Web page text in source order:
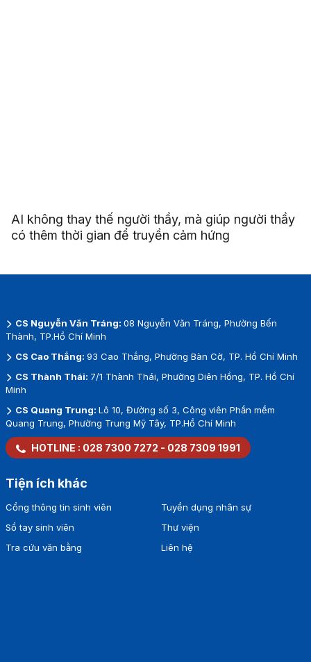
AI không thay thế người thầy, mà giúp người thầy
có thêm thời gian để truyền cảm hứng
CS Nguyễn Văn Tráng: 08 Nguyễn Văn Tráng, Phường Bến
Thành, TP.Hồ Chí Minh
CS Cao Thắng: 93 Cao Thắng, Phường Bàn Cờ, TP. Hồ Chí Minh
CS Thành Thái: 7/1 Thành Thái, Phường Diên Hồng, TP. Hồ Chí
Minh
CS Quang Trung: Lô 10, Đường số 3, Công viên Phần mềm
Quang Trung, Phường Trung Mỹ Tây, TP.Hồ Chí Minh
HOTLINE : 028 7300 7272 - 028 7309 1991
Tiện ích khác
Cổng thông tin sinh viên
Sổ tay sinh viên
Tra cứu văn bằng
Tuyển dụng nhân sự
Thư viện
Liên hệ